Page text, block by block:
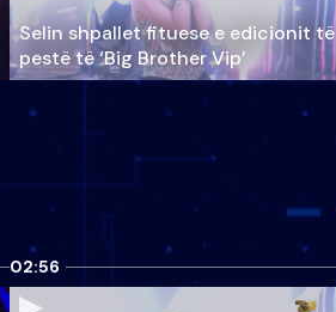
Selin shpallet fituese e edicionit të
pestë të ‘Big Brother Vip’
02:56